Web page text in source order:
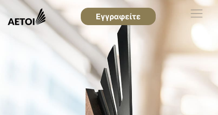
Εγγραφείτε